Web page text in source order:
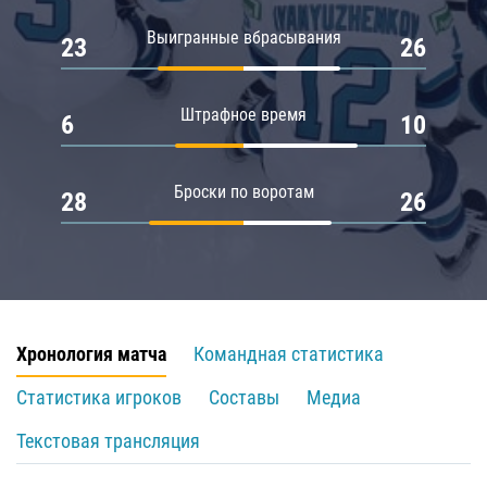
Выигранные вбрасывания
23 26
Штрафное время
6 10
Броски по воротам
28 26
Хронология матча
Командная статистика
Статистика игроков
Составы
Медиа
Текстовая трансляция